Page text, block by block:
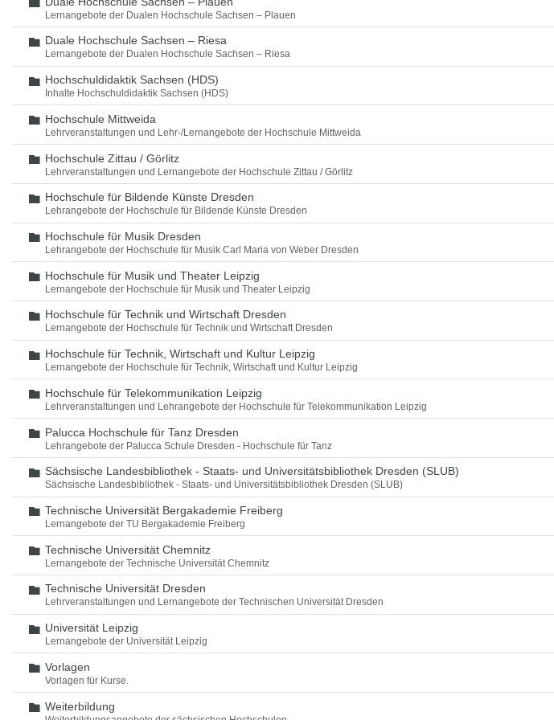
Lernangebote der Dualen Hochschule Sachsen – Plauen
Ordner
Duale Hochschule Sachsen – Riesa
Lernangebote der Dualen Hochschule Sachsen – Riesa
Ordner
Hochschuldidaktik Sachsen (HDS)
Inhalte Hochschuldidaktik Sachsen (HDS)
Ordner
Hochschule Mittweida
Lehrveranstaltungen und Lehr-/Lernangebote der Hochschule Mittweida
Ordner
Hochschule Zittau / Görlitz
Lehrveranstaltungen und Lernangebote der Hochschule Zittau / Görlitz
Ordner
Hochschule für Bildende Künste Dresden
Lehrangebote der Hochschule für Bildende Künste Dresden
Ordner
Hochschule für Musik Dresden
Lehrangebote der Hochschule für Musik Carl Maria von Weber Dresden
Ordner
Hochschule für Musik und Theater Leipzig
Lernangebote der Hochschule für Musik und Theater Leipzig
Ordner
Hochschule für Technik und Wirtschaft Dresden
Lernangebote der Hochschule für Technik und Wirtschaft Dresden
Ordner
Hochschule für Technik, Wirtschaft und Kultur Leipzig
Lernangebote der Hochschule für Technik, Wirtschaft und Kultur Leipzig
Ordner
Hochschule für Telekommunikation Leipzig
Lehrveranstaltungen und Lehrangebote der Hochschule für Telekommunikation Leipzig
Ordner
Palucca Hochschule für Tanz Dresden
Lehrangebote der Palucca Schule Dresden - Hochschule für Tanz
Ordner
Sächsische Landesbibliothek - Staats- und Universitätsbibliothek Dresden (SLUB)
Sächsische Landesbibliothek - Staats- und Universitätsbibliothek Dresden (SLUB)
Ordner
Technische Universität Bergakademie Freiberg
Lernangebote der TU Bergakademie Freiberg
Ordner
Technische Universität Chemnitz
Lernangebote der Technische Universität Chemnitz
Ordner
Technische Universität Dresden
Lehrveranstaltungen und Lernangebote der Technischen Universität Dresden
Ordner
Universität Leipzig
Lernangebote der Universität Leipzig
Ordner
Vorlagen
Vorlagen für Kurse.
Ordner
Weiterbildung